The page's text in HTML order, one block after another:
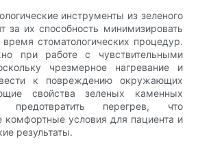
инструменты из зеленого
за их способность минимизировать
стоматологических процедур.
при работе с чувствительными
чрезмерное нагревание и
к повреждению окружающих
свойства зеленых каменных
предотвратить перегрев, что
комфортные условия для пациента и
результаты.